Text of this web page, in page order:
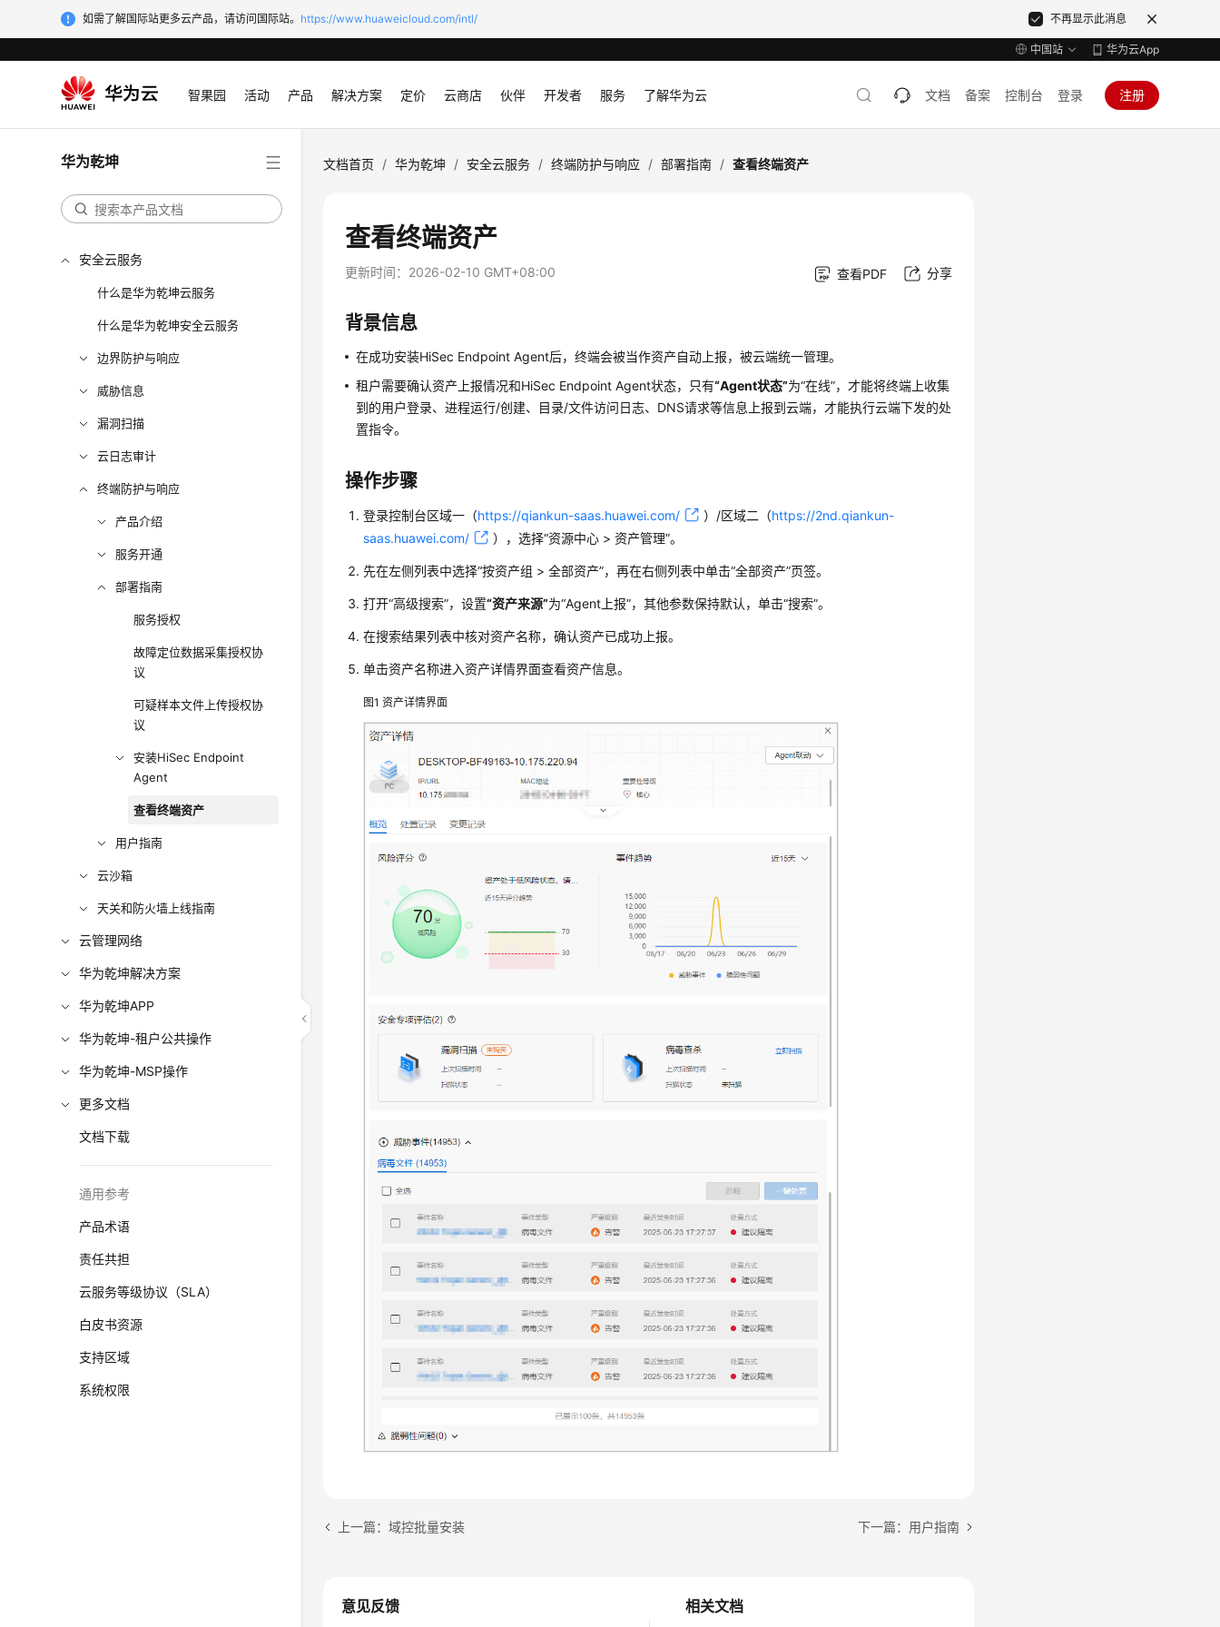
如需了解国际站更多云产品，请访问国际站。 https://www.huaweicloud.com/intl/ 不再显示此消息
中国站 华为云App
智果园 活动 产品 解决方案 定价 云商店 伙伴 开发者 服务 了解华为云 文档 备案 控制台 登录 注册
华为乾坤
安全云服务
什么是华为乾坤云服务
什么是华为乾坤安全云服务
边界防护与响应
威胁信息
漏洞扫描
云日志审计
终端防护与响应
产品介绍
服务开通
部署指南
服务授权
故障定位数据采集授权协
议
可疑样本文件上传授权协
议
安装HiSec Endpoint
Agent
查看终端资产
用户指南
云沙箱
天关和防火墙上线指南
云管理网络
华为乾坤解决方案
华为乾坤APP
华为乾坤-租户公共操作
华为乾坤-MSP操作
更多文档
文档下载
通用参考
产品术语
责任共担
云服务等级协议（SLA）
白皮书资源
支持区域
系统权限
文档首页 / 华为乾坤 / 安全云服务 / 终端防护与响应 / 部署指南 / 查看终端资产
查看终端资产
更新时间： 2026-02-10 GMT+08:00 查看PDF 分享
背景信息
在成功安装HiSec Endpoint Agent后，终端会被当作资产自动上报，被云端统一管理。
租户需要确认资产上报情况和HiSec Endpoint Agent状态，只有“Agent状态”为“在线”，才能将终端上收集
到的用户登录、进程运行/创建、目录/文件访问日志、DNS请求等信息上报到云端，才能执行云端下发的处
置指令。
操作步骤
登录控制台区域一（https://qiankun-saas.huawei.com/ ）/区域二（https://2nd.qiankun-
saas.huawei.com/
） ，选择“资源中心 >资产管理”。
先在左侧列表中选择“按资产组 >全部资产”，再在右侧列表中单击“全部资产”页签。
打开“高级搜索”，设置“资产来源”为“Agent上报”，其他参数保持默认，单击“搜索”。
在搜索结果列表中核对资产名称，确认资产已成功上报。
单击资产名称进入资产详情界面查看资产信息。
图1资产详情界面
上一篇：域控批量安装 下一篇：用户指南
相关文档
意见反馈